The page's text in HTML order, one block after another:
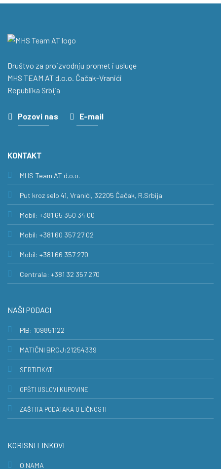
Društvo za proizvodnju promet i usluge
MHS TEAM AT d.o.o. Čačak-Vranići
Republika Srbija
Pozovi nas E-mail
KONTAKT
MHS Team AT d.o.o.
Put kroz selo 41, Vranići, 32205 Čačak, R.Srbija
Mobil: +381 65 350 34 00
Mobil: +381 60 357 27 02
Mobil: +381 66 357 270
Centrala: +381 32 357 270
NAŠI PODACI
PIB: 109851122
MATIČNI BROJ:21254339
SERTIFIKATI
OPŠTI USLOVI KUPOVINE
ZAŠTITA PODATAKA O LIČNOSTI
KORISNI LINKOVI
O NAMA